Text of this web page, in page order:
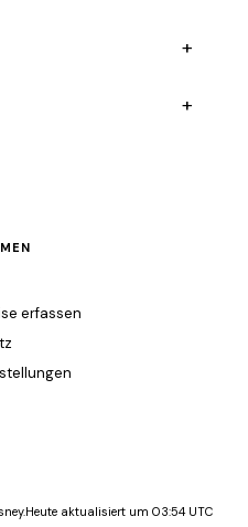
+
+
erfassen
Heute aktualisiert um 03:54 UTC